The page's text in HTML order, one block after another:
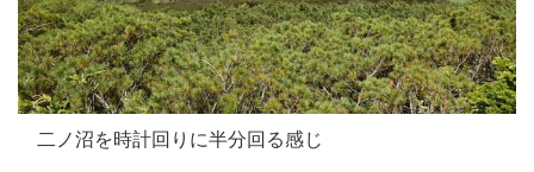
二ノ沼を時計回りに半分回る感じ